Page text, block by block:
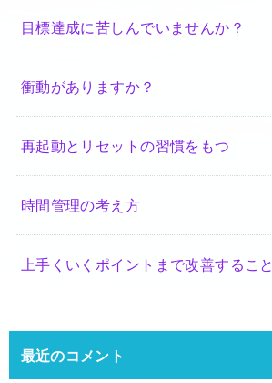
目標達成に苦しんでいませんか？
衝動がありますか？
再起動とリセットの習慣をもつ
時間管理の考え方
上手くいくポイントまで改善すること
最近のコメント